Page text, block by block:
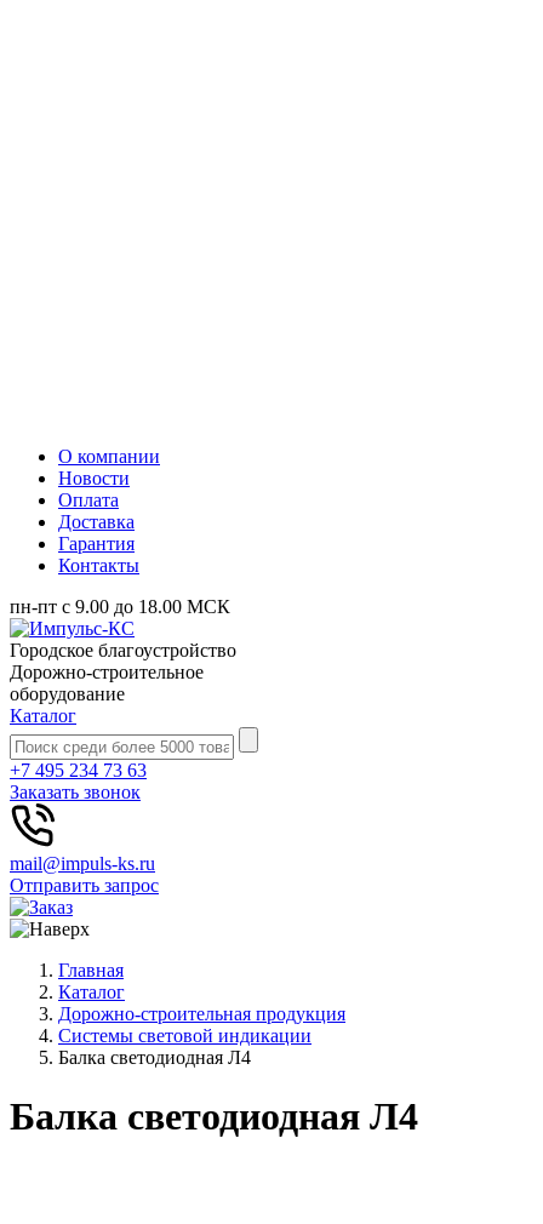
О компании
Новости
Оплата
Доставка
Гарантия
Контакты
пн-пт с 9.00 до 18.00 МСК
Городское благоустройство
Дорожно-строительное
оборудование
Каталог
+7 495 234 73 63
Заказать звонок
mail@impuls-ks.ru
Отправить запрос
Главная
Каталог
Дорожно-строительная продукция
Системы световой индикации
Балка светодиодная Л4
Балка светодиодная Л4